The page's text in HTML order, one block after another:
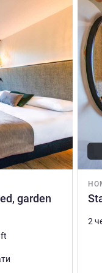
garden
2